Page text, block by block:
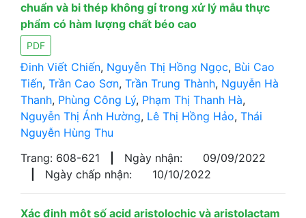
chuẩn và bi thép không gỉ trong xử lý mẫu thực
phẩm có hàm lượng chất béo cao
PDF
Đinh Viết Chiến, Nguyễn Thị Hồng Ngọc, Bùi Cao
Tiến, Trần Cao Sơn, Trần Trung Thành, Nguyễn Hà
Thanh, Phùng Công Lý, Phạm Thị Thanh Hà,
Nguyễn Thị Ánh Hường, Lê Thị Hồng Hảo, Thái
Nguyễn Hùng Thu
Trang: 608-621
Ngày nhận:
09/09/2022
Ngày chấp nhận: 10/10/2022
Xác định một số acid aristolochic và aristolactam